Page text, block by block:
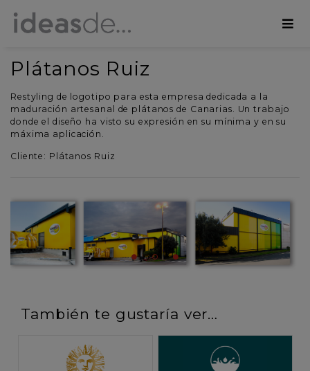
Plátanos Ruiz
Restyling de logotipo para esta empresa dedicada a la
maduración artesanal de plátanos de Canarias. Un trabajo
donde el diseño ha visto su expresión en su mínima y en su
máxima aplicación.
Cliente: Plátanos Ruiz
También te gustaría ver…